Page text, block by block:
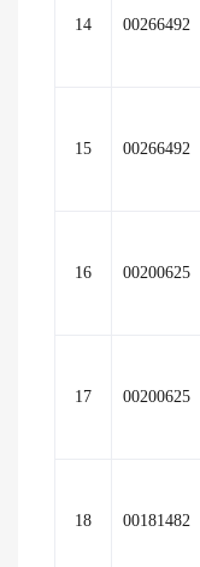
14 00266492
15 00266492
16 00200625
17 00200625
18 00181482